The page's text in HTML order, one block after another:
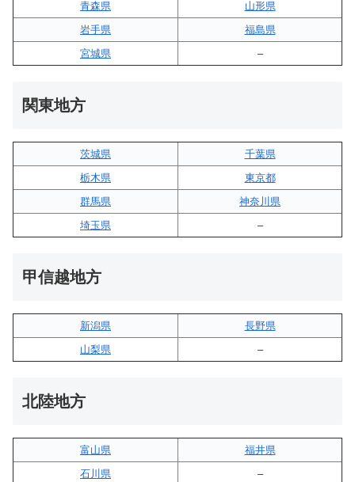
青森県
山形県
岩手県
福島県
宮城県
–
関東地方
茨城県
千葉県
栃木県
東京都
群馬県
神奈川県
埼玉県
–
甲信越地方
新潟県
長野県
山梨県
–
北陸地方
富山県
福井県
石川県
–